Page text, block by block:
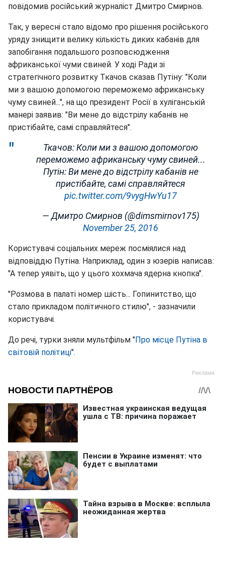
повідомив російський журналіст Дмитро Смирнов.
Так, у вересні стало відомо про рішення російського
уряду знищити велику кількість диких кабанів для
запобігання подальшого розповсюдження
африканської чуми свиней. У ході Ради зі
стратегічного розвитку Ткачов сказав Путіну: "Коли
ми з вашою допомогою переможемо африканську
чуму свиней...", на що президент Росії в хуліганській
манері заявив: "Ви мене до відстрілу кабанів не
пристібайте, самі справляйтеся".
Ткачов: Коли ми з вашою допомогою
переможемо африканську чуму свиней...
Путін: Ви мене до відстрілу кабанів не
пристібайте, самі справляйтеся
pic.twitter.com/9vygHwYu17
— Дмитро Смирнов (@dimsmirnov175)
November 25, 2016
Користувачі соціальних мереж посміялися над
відповіддю Путіна. Наприклад, один з юзерів написав:
"А тепер уявіть, що у цього хохмача ядерна кнопка".
"Розмова в палаті номер шість... Гопинитство, що
стало прикладом політичного стилю", - зазначили
користувачі.
До речі, турки зняли мультфільм "Про місце Путіна в
світовій політиці".